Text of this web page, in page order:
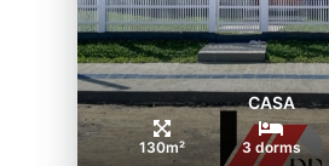
CASA
130m² 3 dorms